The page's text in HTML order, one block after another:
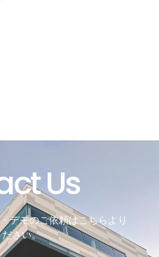
Us
デモのご依頼はこちらより
ださい。